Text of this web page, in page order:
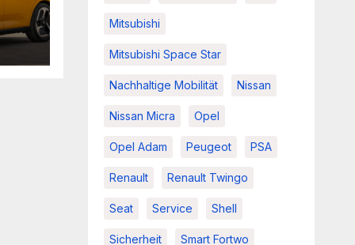
Mitsubishi
Mitsubishi Space Star
Nachhaltige Mobilität Nissan
Nissan Micra Opel
Opel Adam Peugeot PSA
Renault Renault Twingo
Seat Service Shell
Sicherheit Smart Fortwo